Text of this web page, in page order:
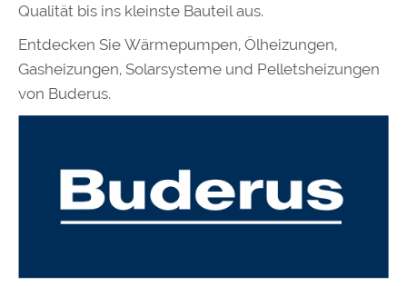
Qualität bis ins kleinste Bauteil aus.
Entdecken Sie Wärmepumpen, Ölheizungen,
Gasheizungen, Solarsysteme und Pelletsheizungen
von Buderus.